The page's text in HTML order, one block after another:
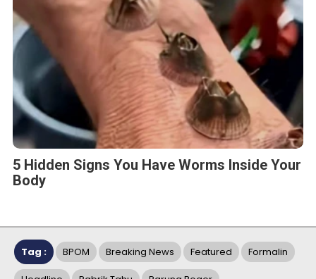
5 Hidden Signs You Have Worms Inside Your
Body
Tag : BPOM Breaking News Featured Formalin